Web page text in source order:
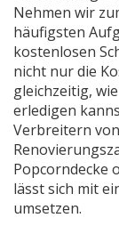
Nehmen wir
häufigsten
kostenlosen
nicht nur die
gleichzeitig,
erledigen
Verbreitern
Popcorndecke
lässt sich mit
umsetzen.